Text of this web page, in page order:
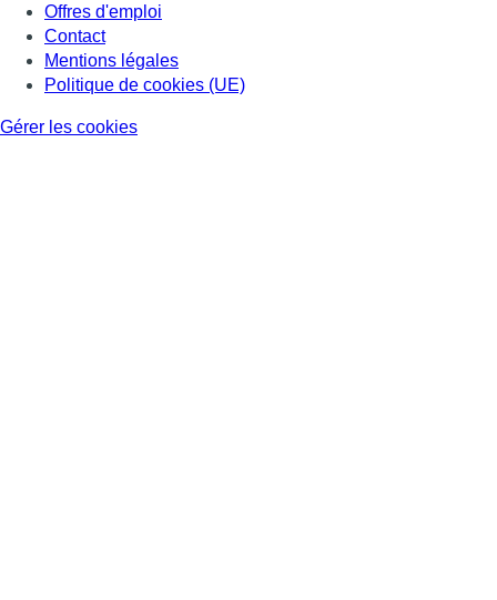
Offres d'emploi
Contact
Mentions légales
Politique de cookies (UE)
Gérer les cookies